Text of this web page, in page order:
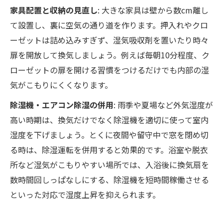
家具配置と収納の見直し: 大きな家具は壁から数cm離し
て設置し、裏に空気の通り道を作ります。押入れやクロ
ーゼットは詰め込みすぎず、湿気吸収剤を置いたり時々
扉を開放して換気しましょう。例えば毎朝10分程度、ク
ローゼットの扉を開ける習慣をつけるだけでも内部の湿
気がこもりにくくなります。
除湿機・エアコン除湿の併用: 雨季や夏場など外気湿度が
高い時期は、換気だけでなく除湿機を適切に使って室内
湿度を下げましょう。とくに夜間や留守中で窓を閉め切
る時は、除湿運転を併用すると効果的です。浴室や脱衣
所など湿気がこもりやすい場所では、入浴後に換気扇を
数時間回しっぱなしにする、除湿機を短時間稼働させる
といった対応で湿度上昇を抑えられます。